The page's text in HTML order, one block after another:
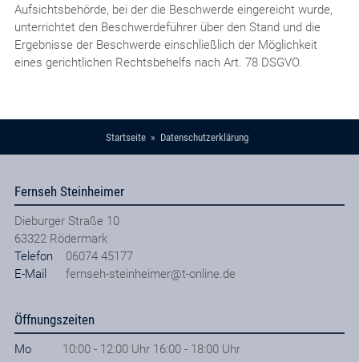
Aufsichtsbehörde, bei der die Beschwerde eingereicht wurde,
unterrichtet den Beschwerdeführer über den Stand und die
Ergebnisse der Beschwerde einschließlich der Möglichkeit
eines gerichtlichen Rechtsbehelfs nach Art. 78 DSGVO.
Startseite Datenschutzerklärung
Fernseh Steinheimer
Dieburger Straße 10
63322 Rödermark
Telefon
06074 45177
E-Mail
fernseh-steinheimer@t-online.de
Öffnungszeiten
Mo
10:00 - 12:00 Uhr 16:00 - 18:00 Uhr